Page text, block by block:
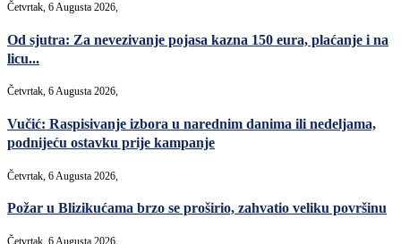
Četvrtak, 6 Augusta 2026,
Od sjutra: Za nevezivanje pojasa kazna 150 eura, plaćanje i na
licu...
Četvrtak, 6 Augusta 2026,
Vučić: Raspisivanje izbora u narednim danima ili nedeljama,
podnijeću ostavku prije kampanje
Četvrtak, 6 Augusta 2026,
Požar u Blizikućama brzo se proširio, zahvatio veliku površinu
Četvrtak, 6 Augusta 2026,